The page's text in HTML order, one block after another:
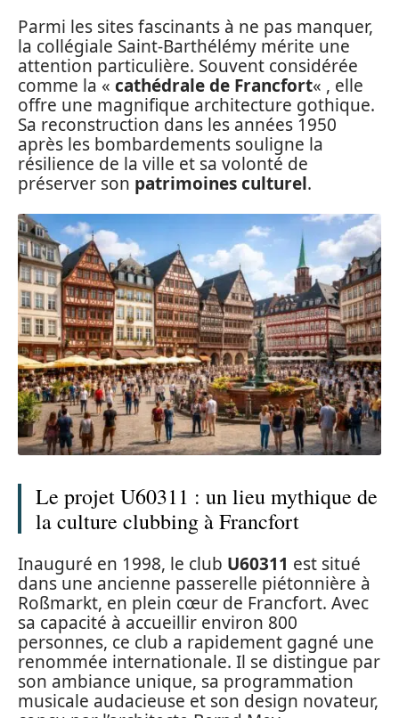
Parmi les sites fascinants à ne pas manquer,
la collégiale Saint-Barthélémy mérite une
attention particulière. Souvent considérée
comme la « cathédrale de Francfort« , elle
offre une magnifique architecture gothique.
Sa reconstruction dans les années 1950
après les bombardements souligne la
résilience de la ville et sa volonté de
préserver son patrimoines culturel.
Le projet U60311 : un lieu mythique de
la culture clubbing à Francfort
Inauguré en 1998, le club U60311 est situé
dans une ancienne passerelle piétonnière à
Roßmarkt, en plein cœur de Francfort. Avec
sa capacité à accueillir environ 800
personnes, ce club a rapidement gagné une
renommée internationale. Il se distingue par
son ambiance unique, sa programmation
musicale audacieuse et son design novateur,